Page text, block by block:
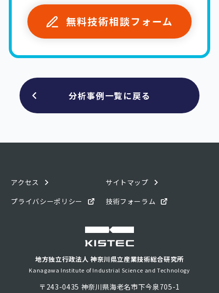
無料技術相談フォーム
分析事例一覧に戻る
アクセス
サイトマップ
プライバシーポリシー
技術フォーラム
地方独立行政法人 神奈川県立産業技術総合研究所
Kanagawa Institute of Industrial Science and Technology
〒243-0435 神奈川県海老名市下今泉705-1